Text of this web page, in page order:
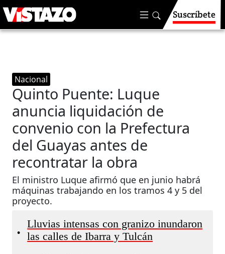
Suscríbete
Nacional
Quinto Puente: Luque
anuncia liquidación de
convenio con la Prefectura
del Guayas antes de
recontratar la obra
El ministro Luque afirmó que en junio habrá
máquinas trabajando en los tramos 4 y 5 del
proyecto.
•
Lluvias intensas con granizo inundaron
las calles de Ibarra y Tulcán